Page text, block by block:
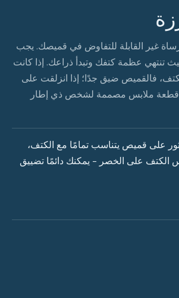
غير القابلة للتفاوض في قميصك. يجب
تنتهي عظمة كتفك وتبدأ ذراعك. إذا كانت
فالقميص ضيق جدًا؛ إذا انزلقت على
قطعة ملابس مصممة لشخص ذي إطار
على قميص يتناسب تمامًا مع الكتف،
الكتف على الخصر - يمكنك دائمًا تضييق